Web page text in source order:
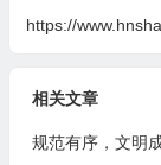
https://
相关文章